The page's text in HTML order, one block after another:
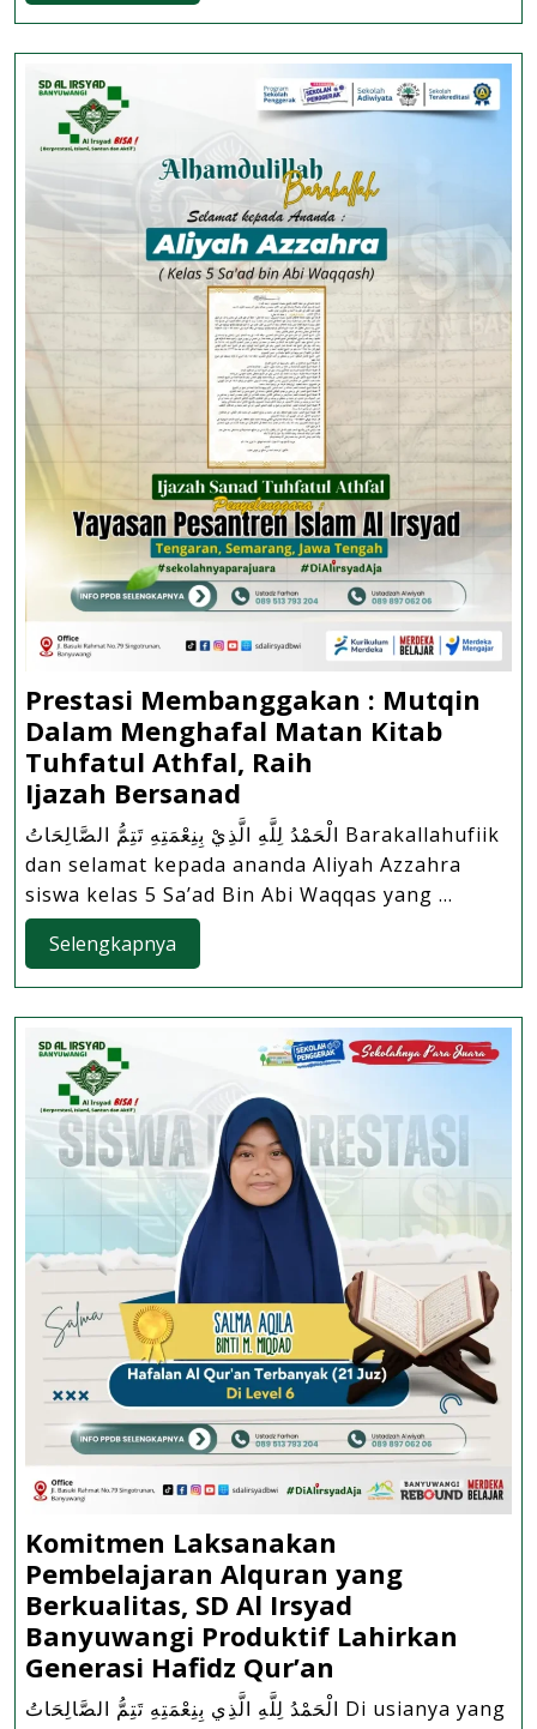
Tahun
Ajaran 2024/2025
Prestasi Membanggakan : Mutqin
Dalam Menghafal Matan Kitab
Tuhfatul Athfal, Raih
Ijazah Bersanad
Membanggakan
:
Mutqin
Matan
Kitab
Tuhfatul
Athfal,
Raih
Ijazah Bersanad
الْحَمْدُ لِلَّهِ الَّذِيْ بِنِعْمَتِهِ تَتِمُّ الصَّالِحَاتُ Barakallahufiik
dan selamat kepada ananda Aliyah Azzahra
siswa kelas 5 Sa’ad Bin Abi Waqqas yang ...
Selengkapnya
Komitmen Laksanakan
Pembelajaran Alquran yang
Berkualitas, SD Al Irsyad
Banyuwangi Produktif Lahirkan
Generasi Hafidz Qur’an
Laksanakanالْحَمْدُ لِلَّهِ الَّذِي بِنِعْمَتِهِ تَتِمُّ الصَّالِحَاتُ Di usianya yang